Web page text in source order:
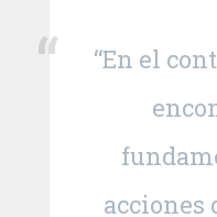
“En el